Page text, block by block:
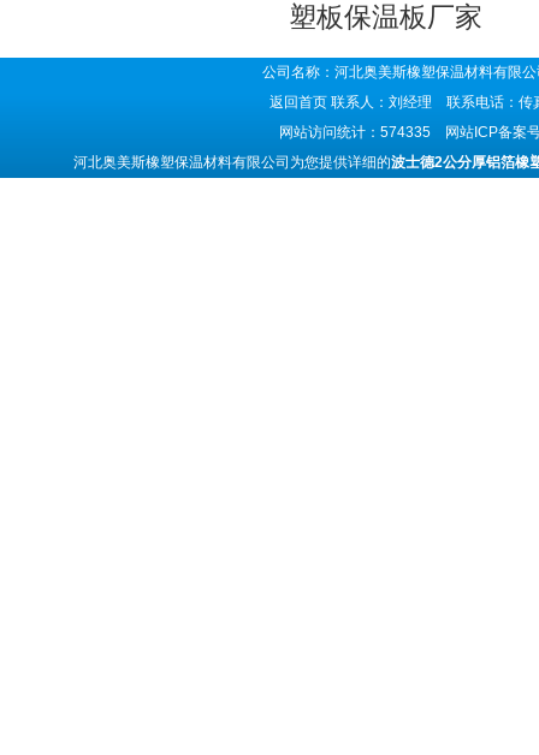
塑板保温板厂家
公司名称：河北奥美斯橡塑保温材料有
返回首页 联系人：刘经理 联系电话：
网站访问统计：574335 网站ICP备案
河北奥美斯橡塑保温材料有限公司为您提供详细的波士德2公分厚铝箔橡